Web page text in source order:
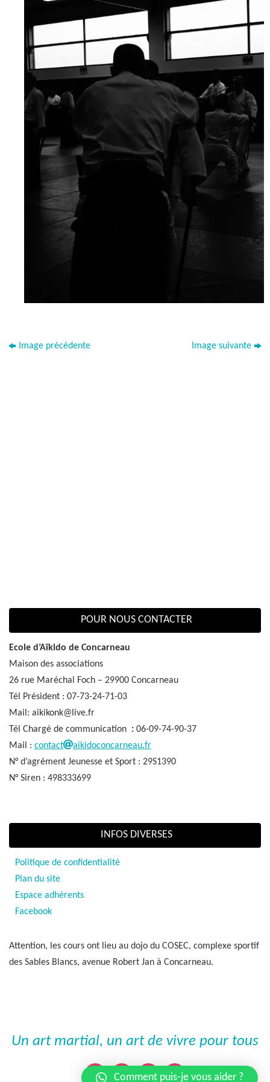
Image précédente Image suivante
POUR NOUS CONTACTER
Ecole d’Aïkido de Concarneau
Maison des associations
26 rue Maréchal Foch – 29900 Concarneau
Tél Président : 07-73-24-71-03
Mail: aikikonk@live.fr
Tél Chargé de communication : 06-09-74-90-37
Mail : contact
aikidoconcarneau.fr
N° d’agrément Jeunesse et Sport : 29S1390
N° Siren : 498333699
INFOS DIVERSES
Politique de confidentialité
Plan du site
Espace adhérents
Facebook
Attention, les cours ont lieu au dojo du COSEC, complexe sportif
des Sables Blancs, avenue Robert Jan à Concarneau.
Un art martial, un art de vivre pour tous
Comment puis-je vous aider ?